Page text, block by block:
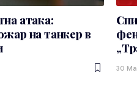
атака:
на танкер в
30